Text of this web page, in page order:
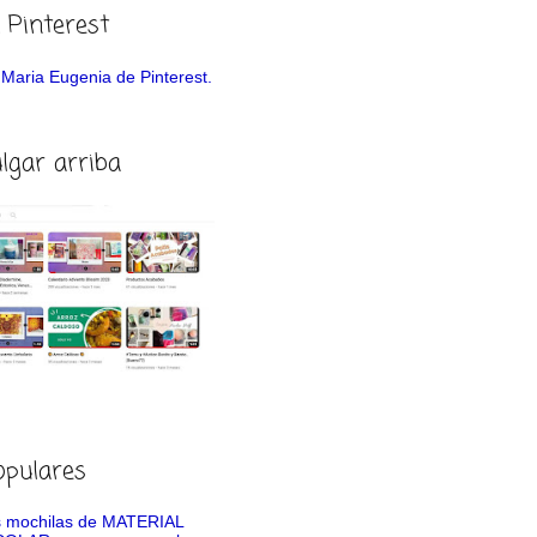
Pinterest
Eugenia de Pinterest.
arriba
mochilas de MATERIAL